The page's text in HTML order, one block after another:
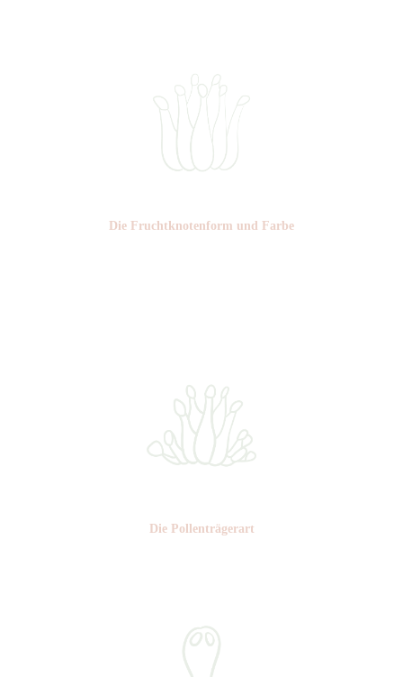
Die Frucht­knotenform und Farbe
Die Pollen­trägerart